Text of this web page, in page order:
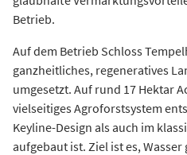
Betrieb.
Auf dem Betrieb Schloss
ganzheitliches, regeneratives
umgesetzt. Auf rund 17 Hektar
vielseitiges Agroforstsystem
Keyline-Design als auch im
aufgebaut ist. Ziel ist es,